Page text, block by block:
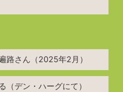
路さん（2025年2月）
（デン・ハーグにて）